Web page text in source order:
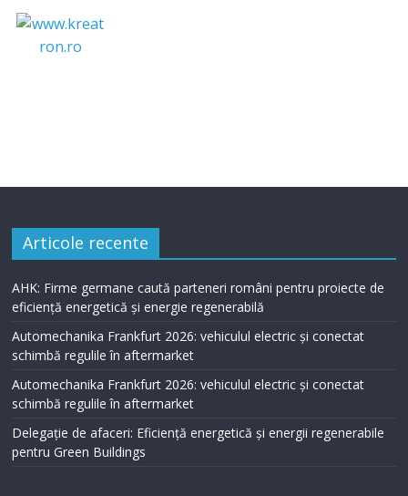
Articole recente
AHK: Firme germane caută parteneri români pentru proiecte de
eficiență energetică și energie regenerabilă
Automechanika Frankfurt 2026: vehiculul electric și conectat
schimbă regulile în aftermarket
Automechanika Frankfurt 2026: vehiculul electric și conectat
schimbă regulile în aftermarket
Delegație de afaceri: Eficiență energetică și energii regenerabile
pentru Green Buildings